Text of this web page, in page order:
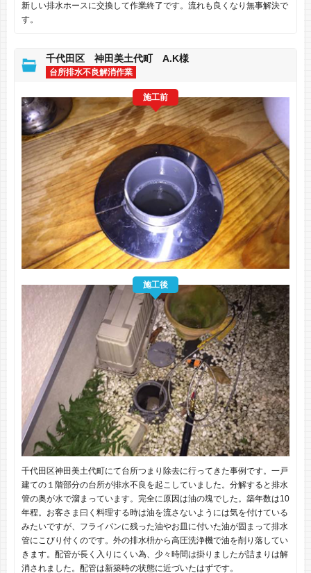
新しい排水ホースに交換して作業終了です。流れも良くなり無事解決で
す。
千代田区 神田美土代町 A.K様
台所排水不良解消作業
施工前
施工後
千代田区神田美土代町にて台所つまり除去に行ってきた事例です。一戸
建ての１階部分の台所が排水不良を起こしていました。分解すると排水
管の奥が水で溜まっています。完全に原因は油の塊でした。築年数は10
年程。お客さま曰く料理する時は油を流さないようには気を付けている
みたいですが、フライパンに残った油やお皿に付いた油が固まって排水
管にこびり付くのです。外の排水枡から高圧洗浄機で油を削り落してい
きます。配管が長く入りにくい為、少々時間は掛りましたが詰まりは解
消されました。配管は新築時の状態に近づいたはずです。